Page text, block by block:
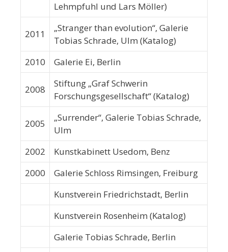
Lehmpfuhl und Lars Möller)
2011
„Stranger than evolution“, Galerie
Tobias Schrade, Ulm (Katalog)
2010
Galerie Ei, Berlin
2008
Stiftung „Graf Schwerin
Forschungsgesellschaft“ (Katalog)
2005
„Surrender“, Galerie Tobias Schrade,
Ulm
2002
Kunstkabinett Usedom, Benz
2000
Galerie Schloss Rimsingen, Freiburg
Kunstverein Friedrichstadt, Berlin
Kunstverein Rosenheim (Katalog)
Galerie Tobias Schrade, Berlin